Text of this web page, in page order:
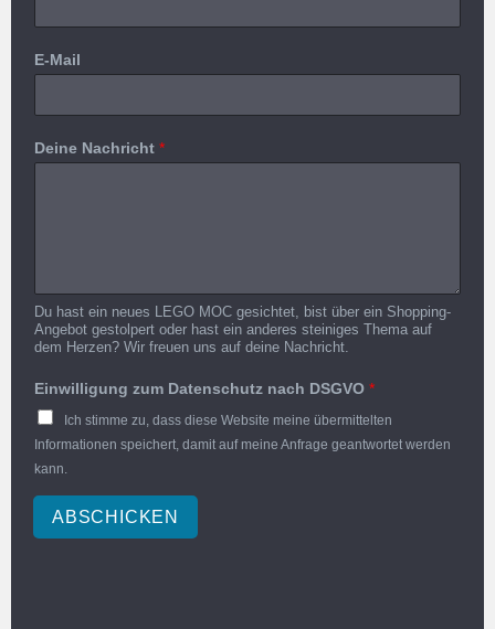
E-Mail
Deine Nachricht *
Du hast ein neues LEGO MOC gesichtet, bist über ein Shopping-
Angebot gestolpert oder hast ein anderes steiniges Thema auf
dem Herzen? Wir freuen uns auf deine Nachricht.
Einwilligung zum Datenschutz nach DSGVO *
Ich stimme zu, dass diese Website meine übermittelten
Informationen speichert, damit auf meine Anfrage geantwortet werden
kann.
ABSCHICKEN